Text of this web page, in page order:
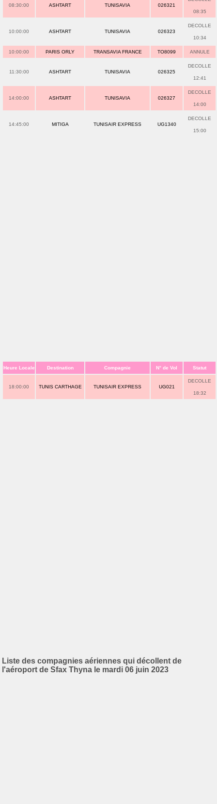
08:30:00 ASHTART TUNISAVIA 026321
08:35
10:00:00 ASHTART TUNISAVIA 026323
DECOLLE
10:34
10:00:00 PARIS ORLY TRANSAVIA FRANCE TO8099 ANNULE
11:30:00 ASHTART TUNISAVIA 026325
DECOLLE
12:41
14:00:00 ASHTART TUNISAVIA 026327
DECOLLE
14:00
14:45:00 MITIGA TUNISAIR EXPRESS UG1340
DECOLLE
15:00
Heure Locale Destination Compagnie N° de Vol Statut
18:00:00 TUNIS CARTHAGE TUNISAIR EXPRESS UG021
DECOLLE
18:32
Liste des compagnies aériennes qui décollent de
l'aéroport de Sfax Thyna le mardi 06 juin 2023